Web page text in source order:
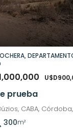
prueba
300m²